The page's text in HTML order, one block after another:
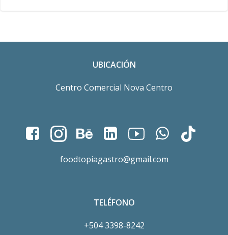
UBICACIÓN
Centro Comercial Nova Centro
foodtopiagastro@gmail.com
TELÉFONO
+504 3398-8242